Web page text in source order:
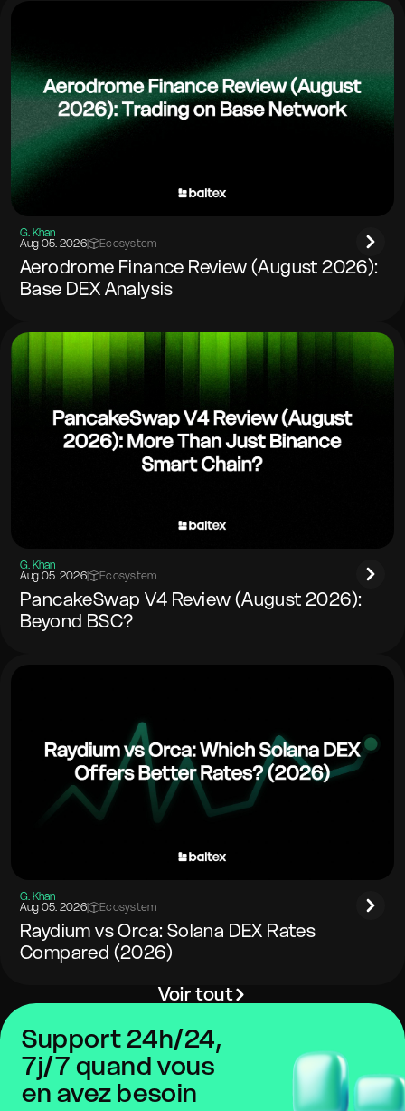
G. Khan
Aug 05. 2026| Ecosystem
Aerodrome Finance Review (August 2026):
Base DEX Analysis
G. Khan
Aug 05. 2026| Ecosystem
PancakeSwap V4 Review (August 2026):
Beyond BSC?
G. Khan
Aug 05. 2026| Ecosystem
Raydium vs Orca: Solana DEX Rates
Compared (2026)
Voir tout
Support 24h/24,
7j/7 quand vous
en avez besoin